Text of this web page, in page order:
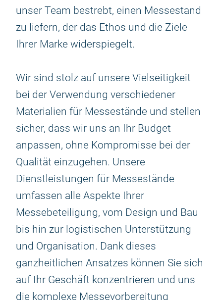
unser Team bestrebt, einen Messestand
zu liefern, der das Ethos und die Ziele
Ihrer Marke widerspiegelt.
Wir sind stolz auf unsere Vielseitigkeit
bei der Verwendung verschiedener
Materialien für Messestände und stellen
sicher, dass wir uns an Ihr Budget
anpassen, ohne Kompromisse bei der
Qualität einzugehen. Unsere
Dienstleistungen für Messestände
umfassen alle Aspekte Ihrer
Messebeteiligung, vom Design und Bau
bis hin zur logistischen Unterstützung
und Organisation. Dank dieses
ganzheitlichen Ansatzes können Sie sich
auf Ihr Geschäft konzentrieren und uns
die komplexe Messevorbereitung